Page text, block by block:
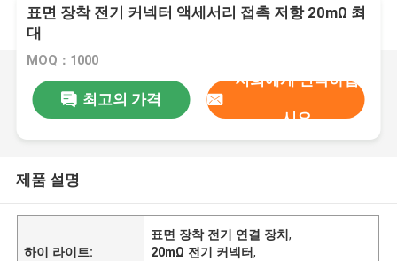
표면 장착 전기 커넥터 액세서리 접촉 저항 20mΩ 최
대
MOQ：1000
최고의 가격
저희에게 연락하십
시오
제품 설명
하이 라이트:
표면 장착 전기 연결 장치,
20mΩ 전기 커넥터,